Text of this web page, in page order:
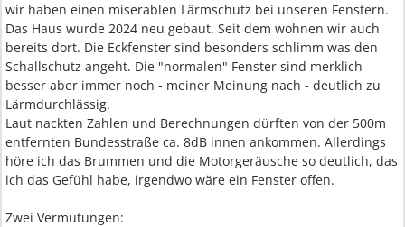
wir haben einen miserablen Lärmschutz bei unseren Fenstern.
Das Haus wurde 2024 neu gebaut. Seit dem wohnen wir auch
bereits dort. Die Eckfenster sind besonders schlimm was den
Schallschutz angeht. Die "normalen" Fenster sind merklich
besser aber immer noch - meiner Meinung nach - deutlich zu
Lärmdurchlässig.
Laut nackten Zahlen und Berechnungen dürften von der 500m
entfernten Bundesstraße ca. 8dB innen ankommen. Allerdings
höre ich das Brummen und die Motorgeräusche so deutlich, das
ich das Gefühl habe, irgendwo wäre ein Fenster offen.
Zwei Vermutungen: